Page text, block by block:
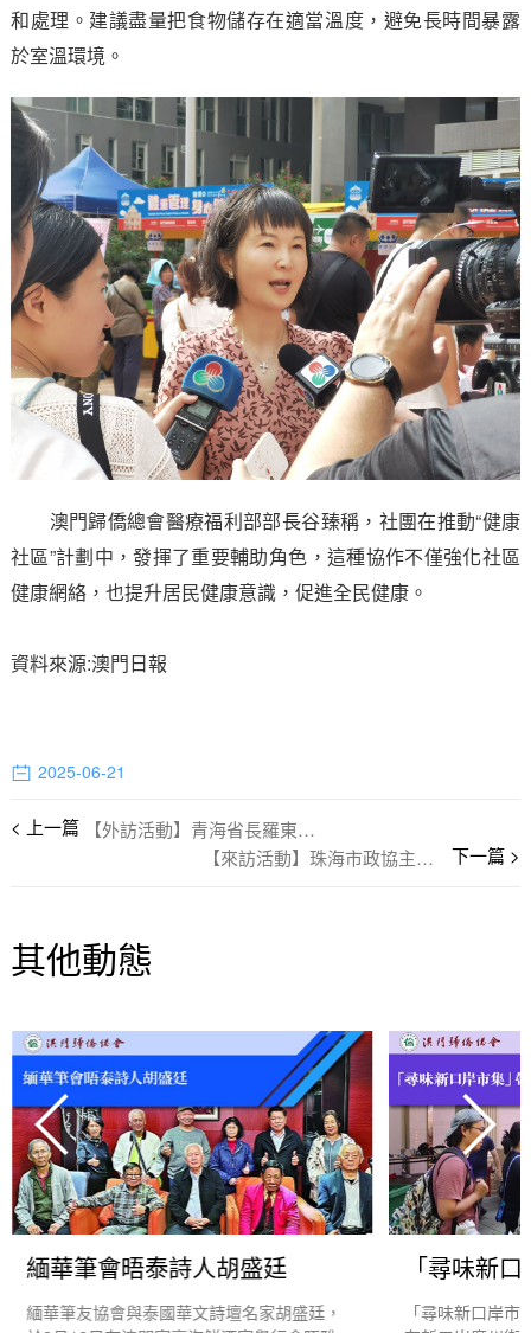
和處理。建議盡量把食物儲存在適當溫度，避免長時間暴露
於室溫環境。
澳門歸僑總會醫療福利部部長谷臻稱，社團在推動“健康
社區”計劃中，發揮了重要輔助角色，這種協作不僅強化社區
健康網絡，也提升居民健康意識，促進全民健康。
資料來源:澳門日報
2025-06-21
【外訪活動】青海省長羅東川晤工商僑界參訪團
【來訪活動】珠海市政協主席王開洲一行到訪澳門歸僑總會
其他動態
緬華筆會晤泰詩人胡盛廷
緬華筆友協會與泰國華文詩壇名家胡盛廷，
「尋味新口岸